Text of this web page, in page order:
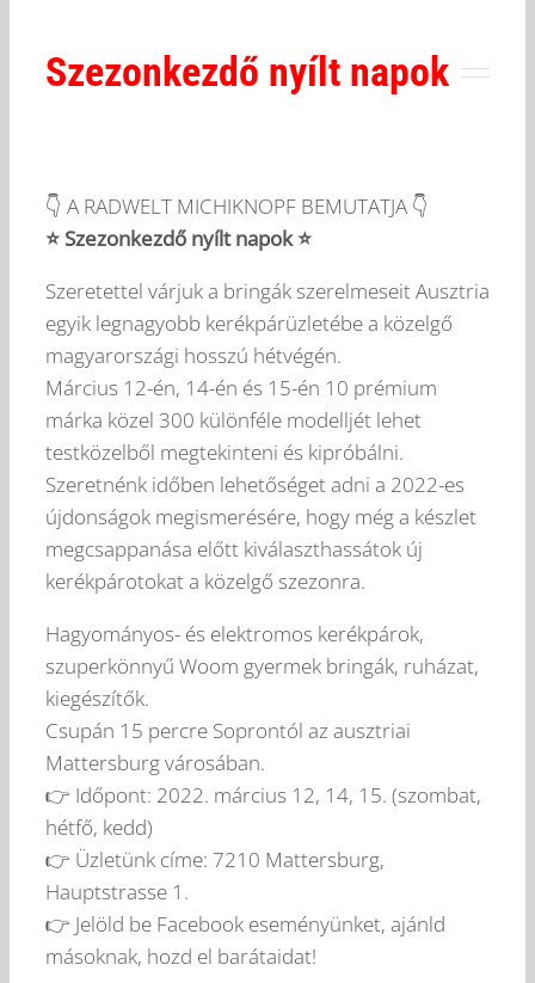
Szezonkezdő nyílt napok
👇 A RADWELT MICHIKNOPF BEMUTATJA 👇
⭐ Szezonkezdő nyílt napok ⭐
Szeretettel várjuk a bringák szerelmeseit Ausztria
egyik legnagyobb kerékpárüzletébe a közelgő
magyarországi hosszú hétvégén.
Március 12-én, 14-én és 15-én 10 prémium
márka közel 300 különféle modelljét lehet
testközelből megtekinteni és kipróbálni.
Szeretnénk időben lehetőséget adni a 2022-es
újdonságok megismerésére, hogy még a készlet
megcsappanása előtt kiválaszthassátok új
kerékpárotokat a közelgő szezonra.
Hagyományos- és elektromos kerékpárok,
szuperkönnyű Woom gyermek bringák, ruházat,
kiegészítők.
Csupán 15 percre Soprontól az ausztriai
Mattersburg városában.
👉 Időpont: 2022. március 12, 14, 15. (szombat,
hétfő, kedd)
👉 Üzletünk címe: 7210 Mattersburg,
Hauptstrasse 1.
👉 Jelöld be Facebook eseményünket, ajánld
másoknak, hozd el barátaidat!